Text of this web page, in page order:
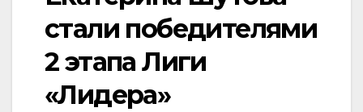
стали победителями
2 этапа Лиги
«Лидера»